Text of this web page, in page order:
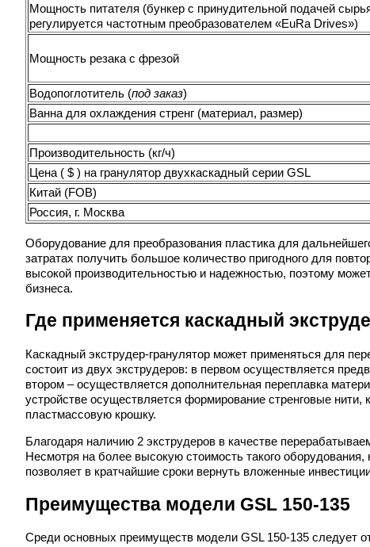
Мощность питателя (бункер с принудительной подачей
регулируется частотным преобразователем «EuRa Drives»)
Мощность резака с фрезой
Водопоглотитель (под заказ)
Ванна для охлаждения стренг (материал, размер)
Производительность (кг/ч)
Цена ( $ ) на гранулятор двухкаскадный серии GSL
Китай (FOB)
Россия, г. Москва
Оборудование для преобразования пластика для
затратах получить большое количество пригодного для
высокой производительностью и надежностью, поэтому
бизнеса.
Где применяется каскадный
Каскадный экструдер-гранулятор может применяться для
состоит из двух экструдеров: в первом осуществляется
втором – осуществляется дополнительная переплавка
устройстве осуществляется формирование стренговые
пластмассовую крошку.
Благодаря наличию 2 экструдеров в качестве
Несмотря на более высокую стоимость такого
позволяет в кратчайшие сроки вернуть вложенные
Преимущества модели GSL 150-135
Среди основных преимуществ модели GSL 150-135 следует